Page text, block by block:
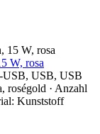
W, rosa
USB, USB, USB
roségold · Anzahl
Kunststoff